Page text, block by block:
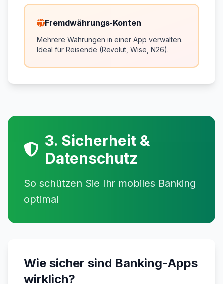
Fremdwährungs-Konten
Mehrere Währungen in einer App verwalten.
Ideal für Reisende (Revolut, Wise, N26).
3. Sicherheit &
Datenschutz
So schützen Sie Ihr mobiles Banking
optimal
Wie sicher sind Banking-Apps
wirklich?